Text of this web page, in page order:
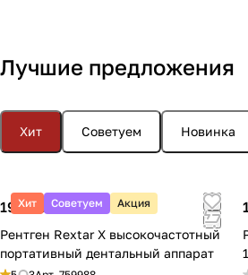
Лучшие предложения
Хит Советуем Новинка
Хит Советуем Акция
199 900 ₽
Рентген Rextar X высокочастотный
портативный дентальный аппарат